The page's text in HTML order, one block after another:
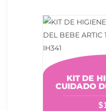
KIT DE
CUIDADO
10 PIEZAS
$